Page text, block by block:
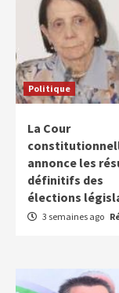
Politique
La Cour
annonce les
définitifs des
élections
3 semaines ago